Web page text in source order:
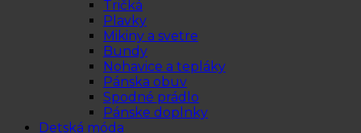
Tričká
Plavky
Mikiny a svetre
Bundy
Nohavice a tepláky
Pánska obuv
Spodné prádlo
Pánske doplnky
Detská móda